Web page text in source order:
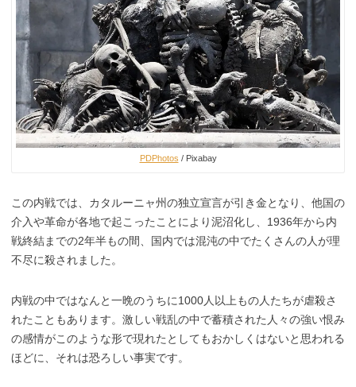
PDPhotos / Pixabay
この内戦では、カタルーニャ州の独立宣言が引き金となり、他国の
介入や革命が各地で起こったことにより泥沼化し、1936年から内
戦終結までの2年半もの間、国内では混沌の中でたくさんの人が理
不尽に殺されました。
内戦の中ではなんと一晩のうちに1000人以上もの人たちが虐殺さ
れたこともあります。激しい戦乱の中で蓄積された人々の強い恨み
の感情がこのような形で現れたとしてもおかしくはないと思われる
ほどに、それは恐ろしい事実です。